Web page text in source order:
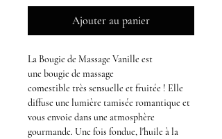
Ajouter au panier
La Bougie de Massage Vanille est
une bougie de massage
comestible très sensuelle et fruitée ! Elle
diffuse une lumière tamisée romantique et
vous envoie dans une atmosphère
gourmande. Une fois fondue, l'huile à la